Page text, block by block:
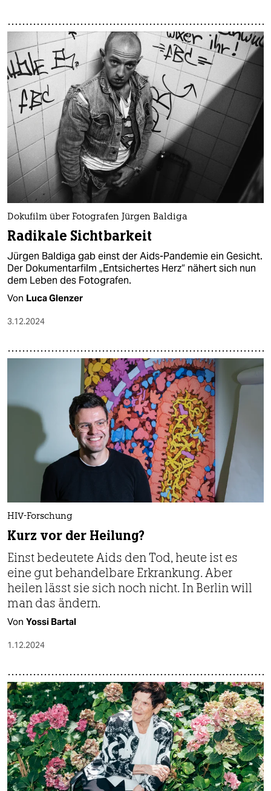
Dokufilm über Fotografen Jürgen Baldiga
Radikale Sichtbarkeit
Jürgen Baldiga gab einst der Aids-Pandemie ein Gesicht.
Der Dokumentarfilm „Entsichertes Herz“ nähert sich nun
dem Leben des Fotografen.
Von Luca Glenzer
3.12.2024
HIV-Forschung
Kurz vor der Heilung?
Einst bedeutete Aids den Tod, heute ist es
eine gut behandelbare Erkrankung. Aber
heilen lässt sie sich noch nicht. In Berlin will
man das ändern.
Von Yossi Bartal
1.12.2024